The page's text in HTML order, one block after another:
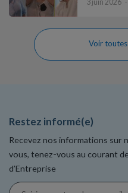
3 juin 2026
Voir
Restez informé(e)
Recevez nos informations sur
vous, tenez-vous au courant
d’Entreprise